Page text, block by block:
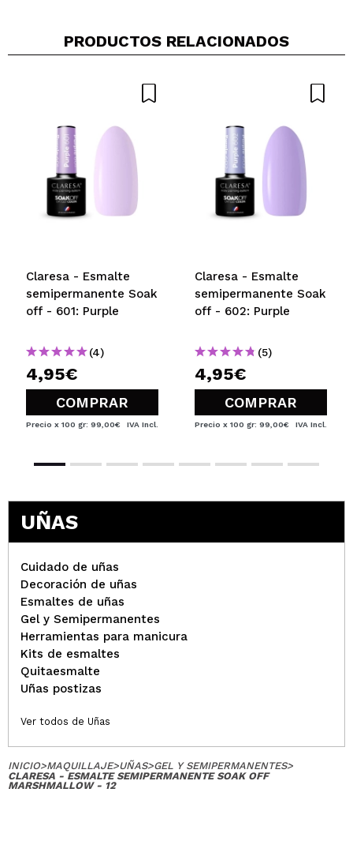
PRODUCTOS RELACIONADOS
Claresa - Esmalte
semipermanente Soak
off - 601: Purple
(4)
4,95€
COMPRAR
Precio x 100 gr: 99,00€ IVA Incl.
Claresa - Esmalte
semipermanente Soak
off - 602: Purple
(5)
4,95€
COMPRAR
Precio x 100 gr: 99,00€ IVA Incl.
UÑAS
Cuidado de uñas
Decoración de uñas
Esmaltes de uñas
Gel y Semipermanentes
Herramientas para manicura
Kits de esmaltes
Quitaesmalte
Uñas postizas
Ver todos de Uñas
INICIO>MAQUILLAJE>UÑAS>GEL Y SEMIPERMANENTES>
CLARESA - ESMALTE SEMIPERMANENTE SOAK OFF
MARSHMALLOW - 12